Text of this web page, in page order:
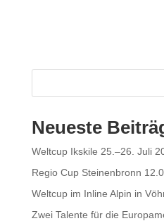
Neueste
Weltcup Ikskile 25.–26. Juli
Regio Cup Steinenbronn
Weltcup im Inline Alpin in
Zwei Talente für die